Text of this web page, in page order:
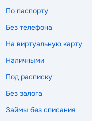
По паспорту
Без телефона
На виртуальную карту
Наличными
Под расписку
Без залога
Займы без списания